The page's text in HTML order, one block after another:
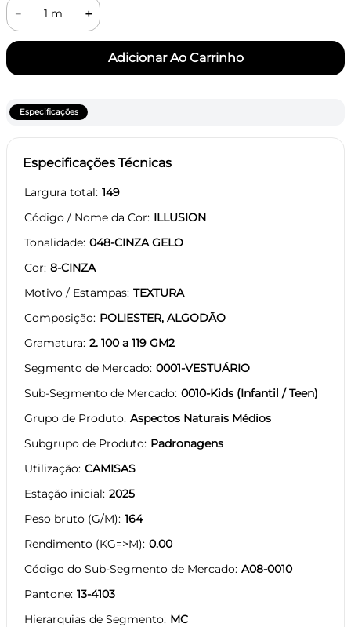
＋
－
Especificações
Especificações Técnicas
Largura total 149
Código / Nome da Cor ILLUSION
Tonalidade 048-CINZA GELO
Cor 8-CINZA
Motivo / Estampas TEXTURA
Composição POLIESTER, ALGODÃO
Gramatura 2. 100 a 119 GM2
Segmento de Mercado 0001-VESTUÁRIO
Sub-Segmento de Mercado 0010-Kids (Infantil / Teen)
Grupo de Produto Aspectos Naturais Médios
Subgrupo de Produto Padronagens
Utilização CAMISAS
Estação inicial 2025
Peso bruto (G/M) 164
Rendimento (KG=>M) 0.00
Código do Sub-Segmento de Mercado A08-0010
Pantone 13-4103
Hierarquias de Segmento MC